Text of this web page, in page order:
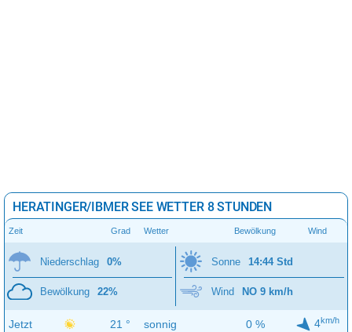
HERATINGER/IBMER SEE WETTER 8 STUNDEN
Zeit Grad Wetter Bewölkung Wind
Niederschlag 0%
Bewölkung 22%
Sonne 14:44 Std
Wind NO 9 km/h
Jetzt 21 ° sonnig 0 % 4km/h